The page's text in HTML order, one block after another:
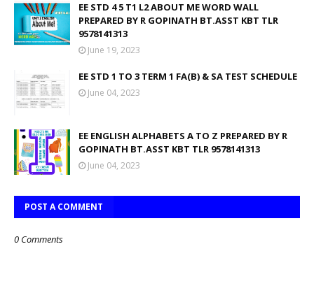
EE STD 4 5 T1 L2 ABOUT ME WORD WALL
PREPARED BY R GOPINATH BT.ASST KBT TLR
9578141313
June 19, 2023
EE STD 1 TO 3 TERM 1 FA(B) & SA TEST SCHEDULE
June 04, 2023
EE ENGLISH ALPHABETS A TO Z PREPARED BY R
GOPINATH BT.ASST KBT TLR 9578141313
June 04, 2023
POST A COMMENT
0 Comments